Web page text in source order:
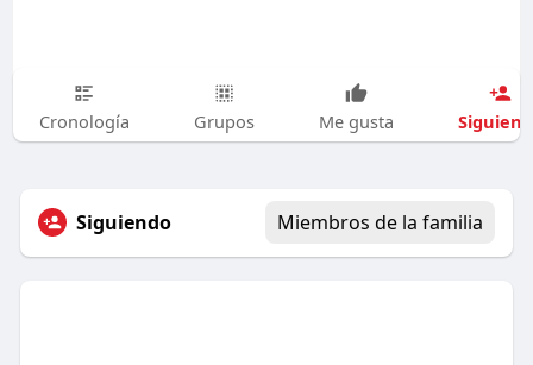
Cronología Grupos Me gusta
Siguiendo Miembros de la familia